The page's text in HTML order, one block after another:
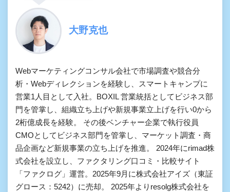
大野克也
Webマーケティングコンサル会社で市場調査や競合分
析・Webディレクションを経験し、スマートキャンプに
営業1人目として入社。BOXIL 営業統括としてビジネス部
門を管掌し、組織立ち上げや新規事業立上げを行い0から
2桁億成長を経験。 その後ベンチャー企業で執行役員
CMOとしてビジネス部門を管掌し、マーケット調査・商
品企画など新規事業の立ち上げを推進。 2024年にrimad株
式会社を設立し、ファクタリング口コミ・比較サイト
「ファクログ」運営。2025年9月に株式会社アイズ（東証
グロース：5242）に売却。 2025年よりresolg株式会社を